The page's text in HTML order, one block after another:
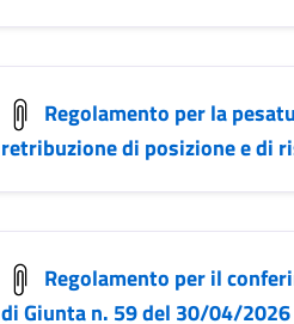
Regolamento per la
retribuzione di posizione e di
Regolamento per il
di Giunta n. 59 del 30/04/2026